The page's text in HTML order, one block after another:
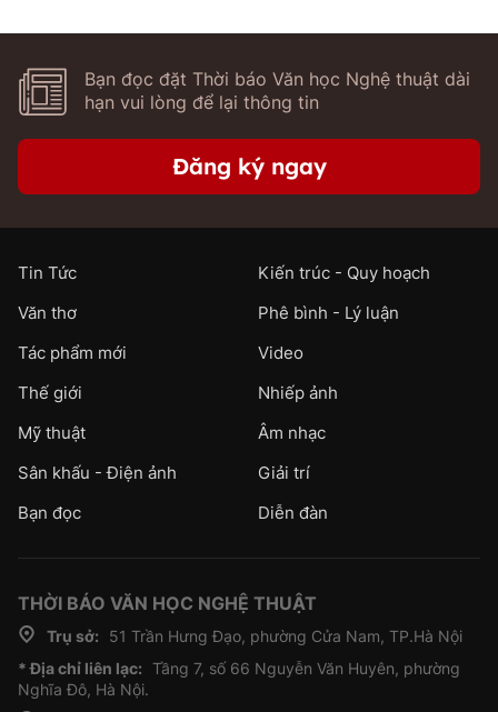
Bạn đọc đặt Thời báo Văn học Nghệ thuật dài
hạn vui lòng để lại thông tin
Đăng ký ngay
Tin Tức
Kiến trúc - Quy hoạch
Văn thơ
Phê bình - Lý luận
Tác phẩm mới
Video
Thế giới
Nhiếp ảnh
Mỹ thuật
Âm nhạc
Sân khấu - Điện ảnh
Giải trí
Bạn đọc
Diễn đàn
THỜI BÁO VĂN HỌC NGHỆ THUẬT
Trụ sở:
51 Trần Hưng Đạo, phường Cửa Nam, TP.Hà Nội
* Địa chỉ liên lạc: Tầng 7, số 66 Nguyễn Văn Huyên, phường
Nghĩa Đô, Hà Nội.